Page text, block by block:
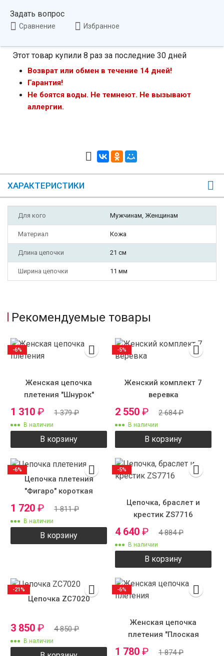
Задать вопрос
Сравнение Избранное
Этот товар купили 8 раз за последние 30 дней
Возврат или обмен в течение 14 дней!
Гарантия!
Не боятся воды. Не темнеют. Не вызывают
аллергии.
ХАРАКТЕРИСТИКИ
Для кого Мужчинам, Женщинам
Материал Кожа
Длина цепочки 21 см
Ширина цепочки 11 мм
Рекомендуемые товары
Женская цепочка
плетения "Шнурок"
1 310 ₽ 1 379₽
В наличии
В корзину
-6%
Женский комплект 7
веревка
2 550 ₽ 2 684₽
В наличии
В корзину
-5%
Цепочка плетения
"Фигаро" короткая
1 720 ₽ 1 811₽
В наличии
В корзину
-6%
Цепочка, браслет и
крестик ZS7716
4 640 ₽ 4 884₽
В наличии
В корзину
-5%
Цепочка ZC7020
3 850 ₽ 4 850₽
В наличии
-21%
Женская цепочка
плетения "Плоская
1 780 ₽ 1 874₽
-6%